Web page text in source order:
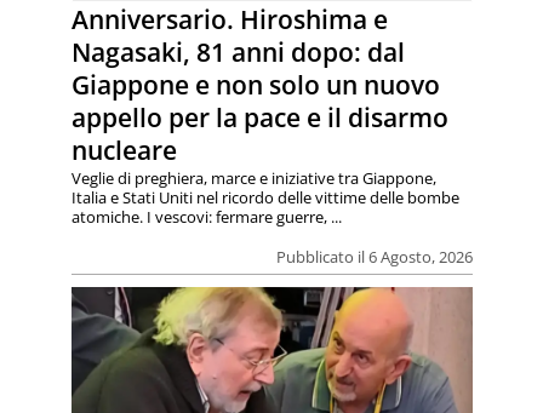
Anniversario. Hiroshima e
Nagasaki, 81 anni dopo: dal
Giappone e non solo un nuovo
appello per la pace e il disarmo
nucleare
Pubblicato il 6 Agosto, 2026
Veglie di preghiera, marce e iniziative tra Giappone,
Italia e Stati Uniti nel ricordo delle vittime delle bombe
atomiche. I vescovi: fermare guerre, ...